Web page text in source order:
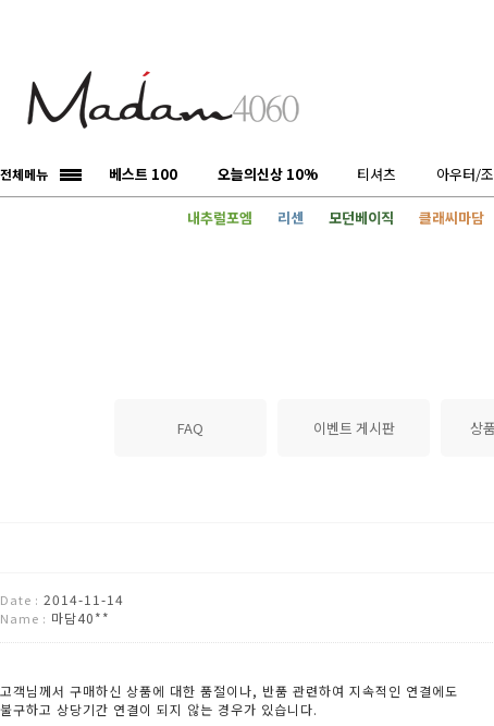
전체메뉴 베스트 100 오늘의신상 10% 티셔츠 아우터/
내추럴포엠 리센 모던베이직 클래씨마담
FAQ 이벤트 게시판 상
Date : 2014-11-14
Name : 마담40**
고객님께서 구매하신 상품에 대한 품절이나, 반품 관련하여 지속적인 연결에도
불구하고 상당기간 연결이 되지 않는 경우가 있습니다.